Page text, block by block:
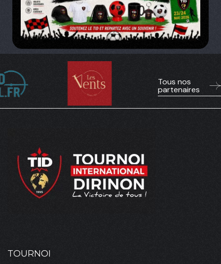
Tous nos
partenaires
TOURNOI